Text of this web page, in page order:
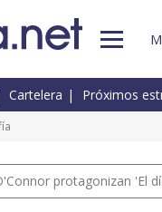
Cartelera Próximos
protagonizan 'El